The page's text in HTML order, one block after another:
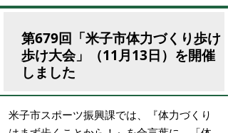
第679回「米子市体力づくり歩け
歩け大会」（11月13日）を開催
しました
米子市スポーツ振興課では、『体力づくり